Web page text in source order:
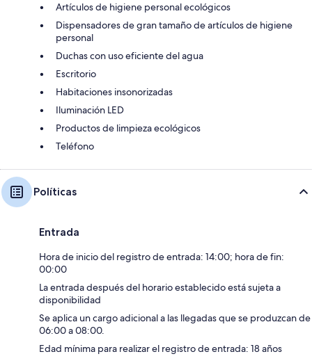
Artículos de higiene personal ecológicos
Dispensadores de gran tamaño de artículos de higiene
personal
Duchas con uso eficiente del agua
Escritorio
Habitaciones insonorizadas
Iluminación LED
Productos de limpieza ecológicos
Teléfono
Políticas
Entrada
Hora de inicio del registro de entrada: 14:00; hora de fin:
00:00
La entrada después del horario establecido está sujeta a
disponibilidad
Se aplica un cargo adicional a las llegadas que se produzcan de
06:00 a 08:00.
Edad mínima para realizar el registro de entrada: 18 años